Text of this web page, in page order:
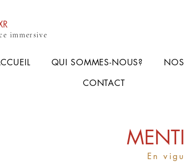
immersive
QUI SOMMES-NOUS?
CONTACT
En